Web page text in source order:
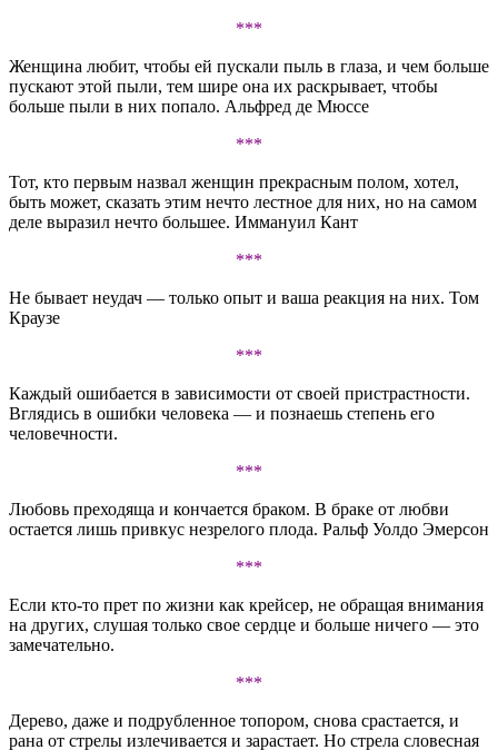
***
Женщина любит, чтобы ей пускали пыль в глаза, и чем больше
пускают этой пыли, тем шире она их раскрывает, чтобы
больше пыли в них попало. Альфред де Мюссе
***
Тот, кто первым назвал женщин прекрасным полом, хотел,
быть может, сказать этим нечто лестное для них, но на самом
деле выразил нечто большее. Иммануил Кант
***
Не бывает неудач — только опыт и ваша реакция на них. Том
Краузе
***
Каждый ошибается в зависимости от своей пристрастности.
Вглядись в ошибки человека — и познаешь степень его
человечности.
***
Любовь преходяща и кончается браком. В браке от любви
остается лишь привкус незрелого плода. Ральф Уолдо Эмерсон
***
Если кто-то прет по жизни как крейсер, не обращая внимания
на других, слушая только свое сердце и больше ничего — это
замечательно.
***
Дерево, даже и подрубленное топором, снова срастается, и
рана от стрелы излечивается и зарастает. Но стрела словесная